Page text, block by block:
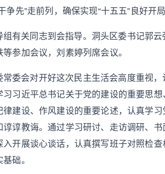
争先”走前列，确保实现“十五五”良好开局
组有关同志到会指导。洞头区委书记郭
参加会议，刘素婷列席会议。
常委会对开好这次民主生活会高度重视
习习近平总书记关于党的建设的重要思
律建设、作风建设的重要论述，认真学
谆谆教诲。通过学习研讨、走访调研、书
入开展谈心谈话，认真撰写班子对照检
础。